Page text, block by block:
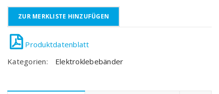
ZUR MERKLISTE HINZUFÜGEN
Kategorien: Elektroklebebänder